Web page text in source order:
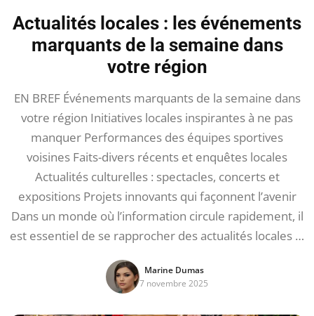
Actualités locales : les événements
marquants de la semaine dans
votre région
EN BREF Événements marquants de la semaine dans
votre région Initiatives locales inspirantes à ne pas
manquer Performances des équipes sportives
voisines Faits-divers récents et enquêtes locales
Actualités culturelles : spectacles, concerts et
expositions Projets innovants qui façonnent l’avenir
Dans un monde où l’information circule rapidement, il
est essentiel de se rapprocher des actualités locales …
Marine Dumas
7 novembre 2025